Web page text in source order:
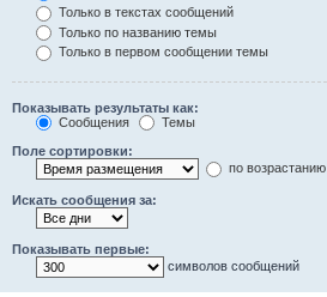
Только в текстах сообщений
Только по названию темы
Только в первом сообщении темы
Показывать результаты как:
Сообщения
Темы
Поле сортировки:
по возрастанию
Искать сообщения за:
Показывать первые:
символов сообщений